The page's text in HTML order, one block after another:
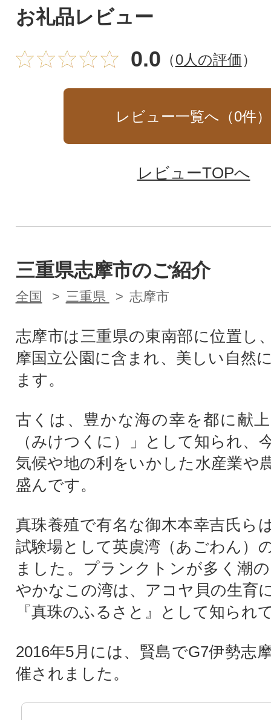
お礼品レビュー
0.0 （0人の評価）
レビュー一覧へ（0件）
レビューTOPへ
三重県志摩市のご紹介
全国 三重県 志摩市
志摩市は三重県の東南部に位置し
摩国立公園に含まれ、美しい自然
ます。
古くは、豊かな海の幸を都に献
（みけつくに）」として知られ、
気候や地の利をいかした水産業や
盛んです。
真珠養殖で有名な御木本幸吉氏ら
試験場として英虞湾（あごわん）
ました。プランクトンが多く潮
やかなこの湾は、アコヤ貝の生育
『真珠のふるさと』として知られ
2016年5月には、賢島でG7伊勢志
催されました。